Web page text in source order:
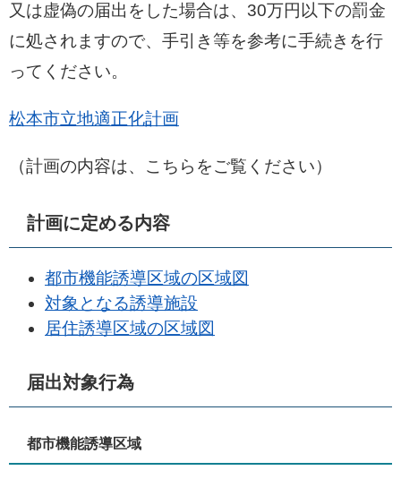
又は虚偽の届出をした場合は、30万円以下の罰金
に処されますので、手引き等を参考に手続きを行
ってください。
松本市立地適正化計画
（計画の内容は、こちらをご覧ください）
計画に定める内容
都市機能誘導区域の区域図
対象となる誘導施設
居住誘導区域の区域図
届出対象行為
都市機能誘導区域